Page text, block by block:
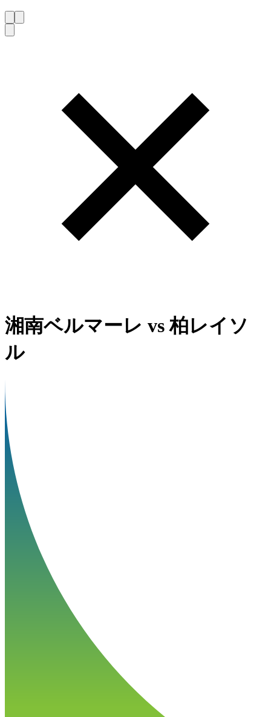
湘南ベルマーレ vs柏レイソ
ル